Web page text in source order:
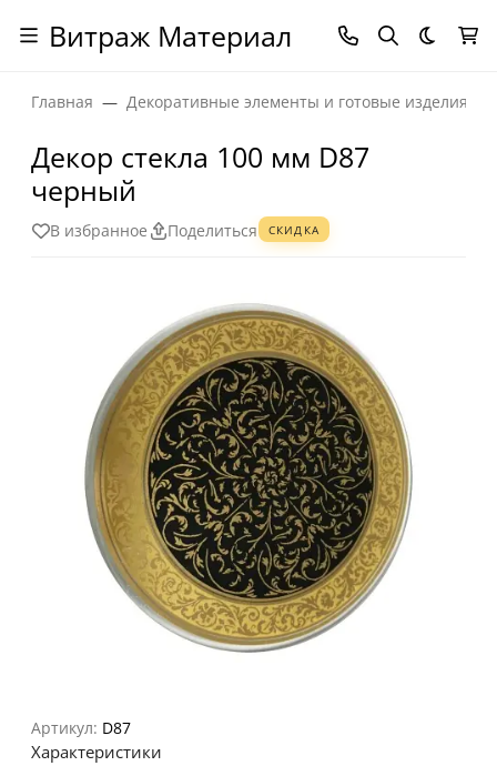
Витраж Материал Темная
Главная Декоративные элементы и готовые изделия
Декор стекла 100 мм D87
черный
В избранное Поделиться СКИДКА
Артикул: D87
Характеристики